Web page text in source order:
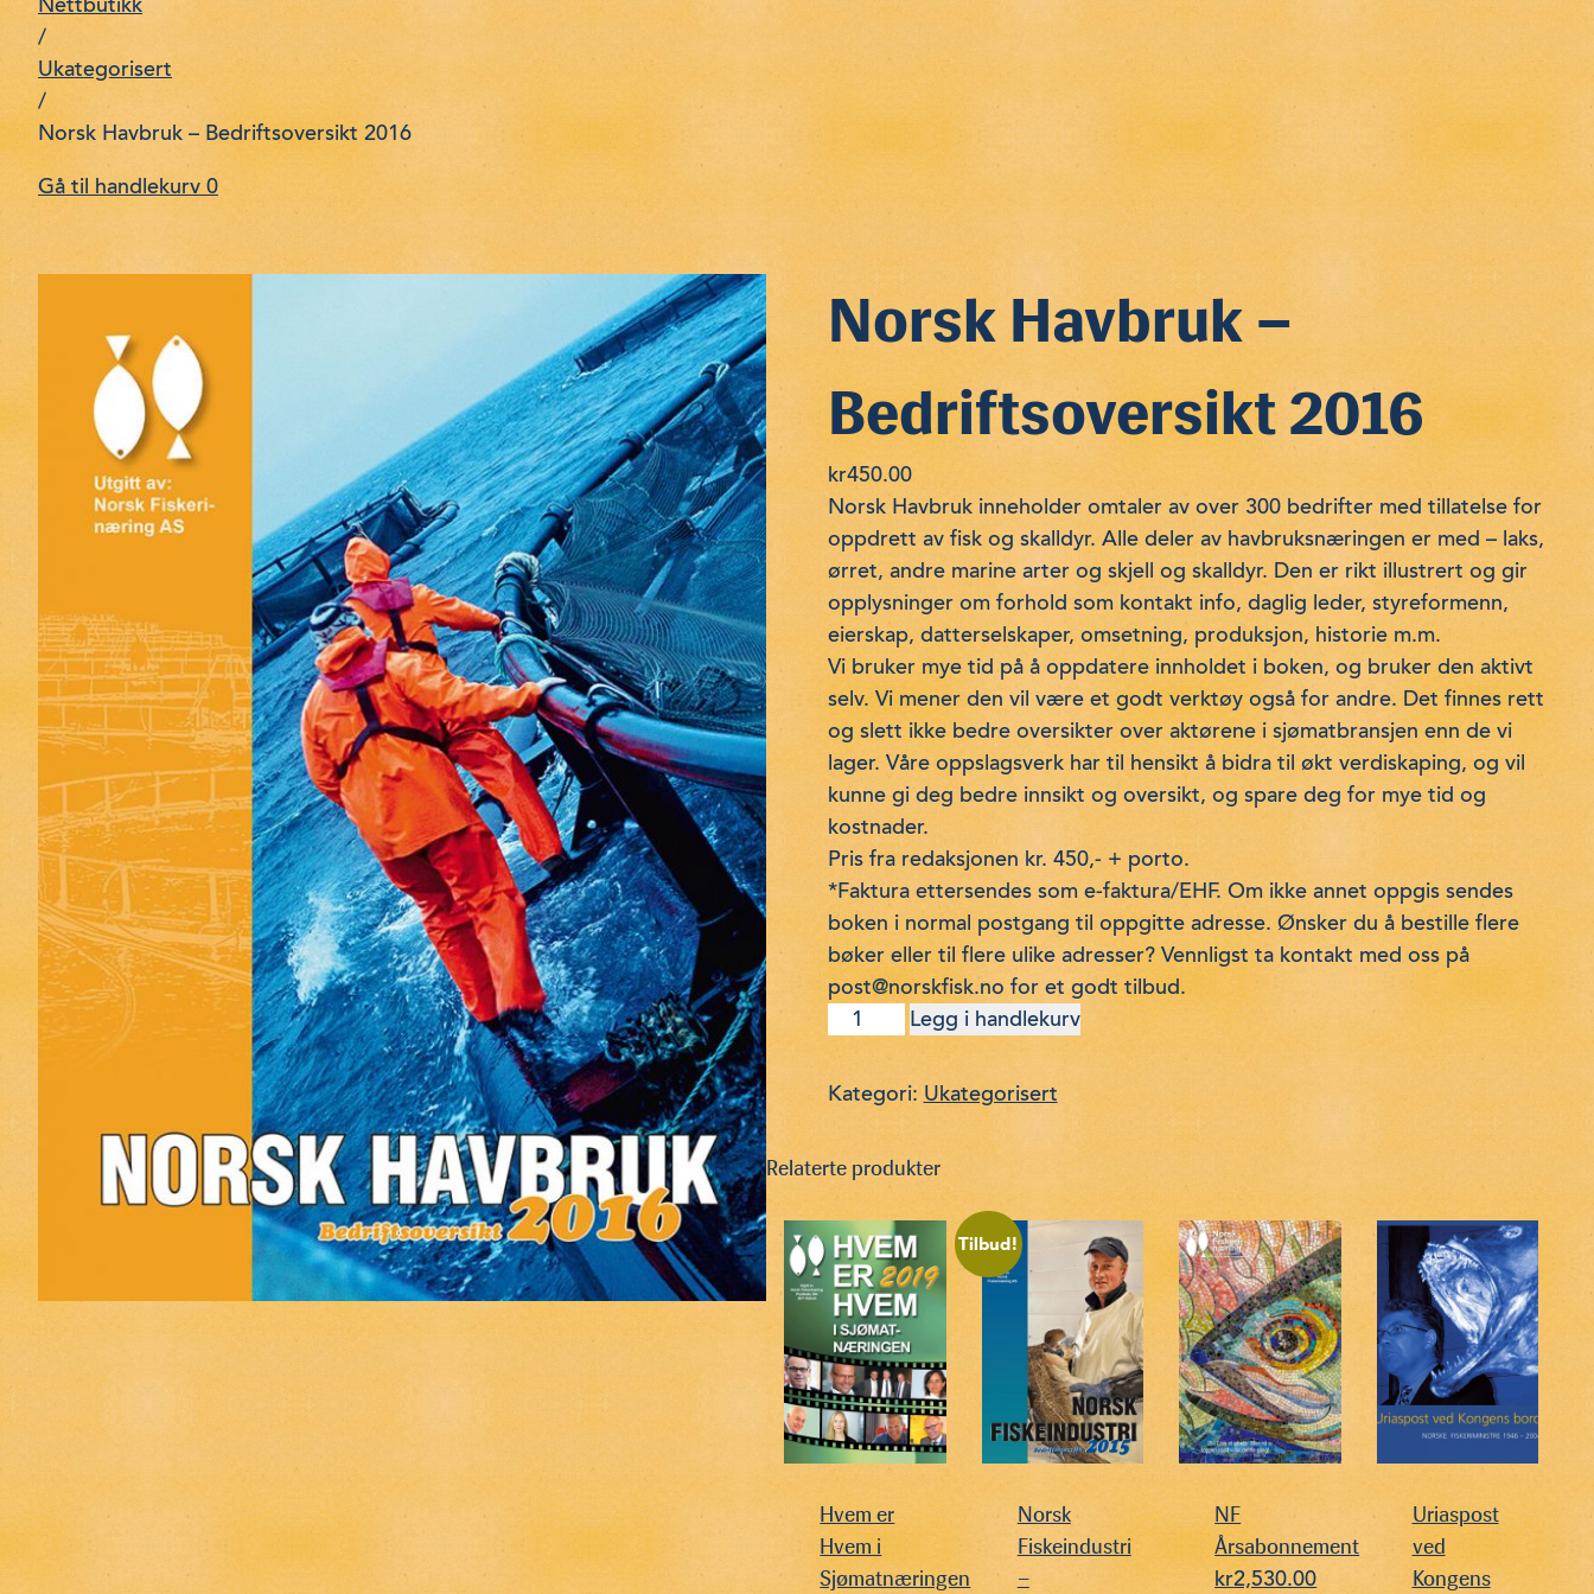
/
Ukategorisert
/
Norsk Havbruk – Bedriftsoversikt 2016
Gå til handlekurv 0
Norsk Havbruk –
Bedriftsoversikt 2016
kr450.00
Norsk Havbruk inneholder omtaler av over 300 bedrifter med tillatelse for
oppdrett av fisk og skalldyr. Alle deler av havbruksnæringen er med – laks,
ørret, andre marine arter og skjell og skalldyr. Den er rikt illustrert og gir
opplysninger om forhold som kontakt info, daglig leder, styreformenn,
eierskap, datterselskaper, omsetning, produksjon, historie m.m.
Vi bruker mye tid på å oppdatere innholdet i boken, og bruker den aktivt
selv. Vi mener den vil være et godt verktøy også for andre. Det finnes rett
og slett ikke bedre oversikter over aktørene i sjømatbransjen enn de vi
lager. Våre oppslagsverk har til hensikt å bidra til økt verdiskaping, og vil
kunne gi deg bedre innsikt og oversikt, og spare deg for mye tid og
kostnader.
Pris fra redaksjonen kr. 450,- + porto.
*Faktura ettersendes som e-faktura/EHF. Om ikke annet oppgis sendes
boken i normal postgang til oppgitte adresse. Ønsker du å bestille flere
bøker eller til flere ulike adresser? Vennligst ta kontakt med oss på
post@norskfisk.no for et godt tilbud.
Norsk
Havbruk
Bedriftsoversikt
Legg i handlekurv
Kategori: Ukategorisert
Relaterte produkter
Hvem er
Hvem i
Sjømatnæringen
Tilbud!
Norsk
Fiskeindustri
–
NF
Årsabonnement
kr2,530.00
Uriaspost
ved
Kongens